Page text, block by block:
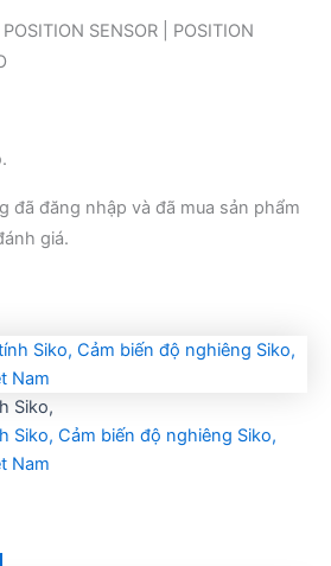
SENSOR | POSITION
đã đăng nhập và đã mua sản phẩm
giá.
Siko,
Siko, Cảm biến độ nghiêng Siko,
Nam